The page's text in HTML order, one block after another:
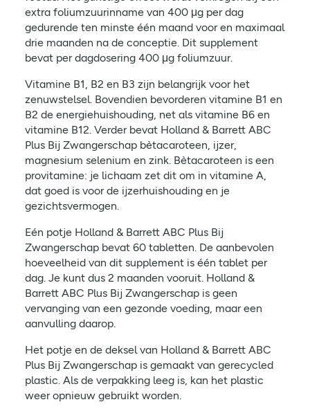
extra foliumzuurinname van 400 μg per dag
gedurende ten minste één maand voor en maximaal
drie maanden na de conceptie. Dit supplement
bevat per dagdosering 400 μg foliumzuur.
Vitamine B1, B2 en B3 zijn belangrijk voor het
zenuwstelsel. Bovendien bevorderen vitamine B1 en
B2 de energiehuishouding, net als vitamine B6 en
vitamine B12. Verder bevat Holland & Barrett ABC
Plus Bij Zwangerschap bètacaroteen, ijzer,
magnesium selenium en zink. Bètacaroteen is een
provitamine: je lichaam zet dit om in vitamine A,
dat goed is voor de ijzerhuishouding en je
gezichtsvermogen.
Eén potje Holland & Barrett ABC Plus Bij
Zwangerschap bevat 60 tabletten. De aanbevolen
hoeveelheid van dit supplement is één tablet per
dag. Je kunt dus 2 maanden vooruit. Holland &
Barrett ABC Plus Bij Zwangerschap is geen
vervanging van een gezonde voeding, maar een
aanvulling daarop.
Het potje en de deksel van Holland & Barrett ABC
Plus Bij Zwangerschap is gemaakt van gerecycled
plastic. Als de verpakking leeg is, kan het plastic
weer opnieuw gebruikt worden.